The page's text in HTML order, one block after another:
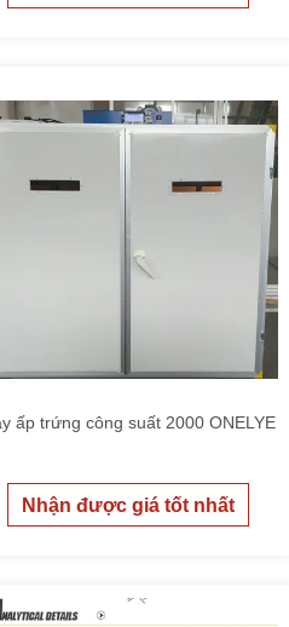
ấp trứng công suất 2000 ONELYE
Nhận được giá tốt nhất